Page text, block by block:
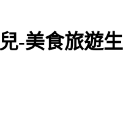
-美食旅遊生